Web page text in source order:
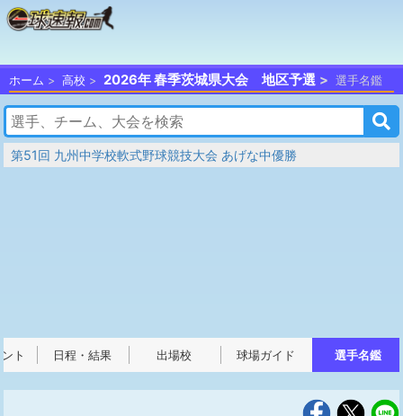
ホーム 高校 2026年 春季茨城県大会 地区予選 選手名鑑
第51回 九州中学校軟式野球競技大会 あげな中優勝
ト 日程・結果 出場校 球場ガイド 選手名鑑